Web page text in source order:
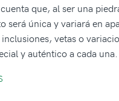
que, al ser una
será única y variará en
vetas o
y auténtico a cada una.